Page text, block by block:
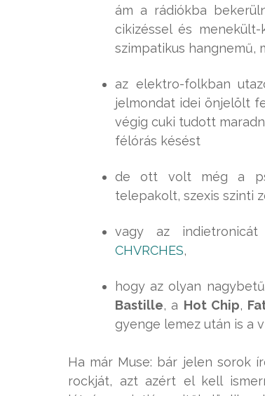
ám a rádiókba
cikizéssel és
szimpatikus
az elektro-folkban
jelmondat idei önjelölt
végig cuki tudott
félórás késést
de ott volt még a
telepakolt, szexis szinti
vagy az indietronicát
CHVRCHES,
hogy az olyan
Bastille, a Hot Chip,
gyenge lemez után is a
Ha már Muse: bár jelen sorok
rockját, azt azért el kell